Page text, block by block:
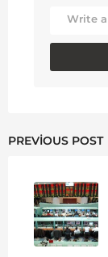
PREVIOUS POST